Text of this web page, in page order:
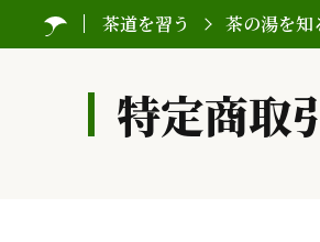
茶道を習う 茶の湯を知
特定商取